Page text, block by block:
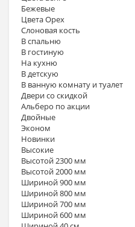
Бежевые
Цвета Орех
Слоновая кость
В спальню
В гостиную
На кухню
В детскую
В ванную комнату и туалет
Двери со скидкой
Альберо по акции
Двойные
Эконом
Новинки
Высокие
Высотой 2300 мм
Высотой 2000 мм
Шириной 900 мм
Шириной 800 мм
Шириной 700 мм
Шириной 600 мм